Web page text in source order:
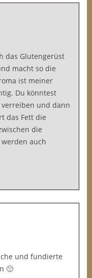
das Glutengerüst
macht so die
ist meiner
Du könntest
und dann
das Fett die
die
auch
und fundierte
🙂